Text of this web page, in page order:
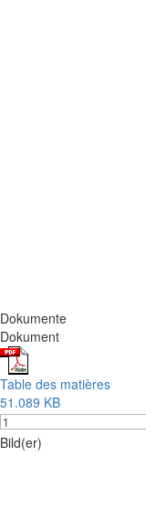
Dokumente
Dokument
Table des matières
51.089 KB
Bild(er)